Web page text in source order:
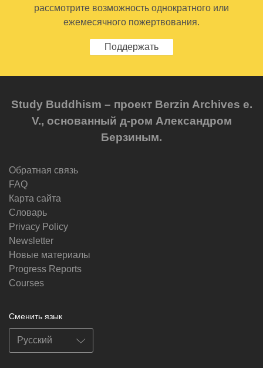
рассмотрите возможность однократного или
ежемесячного пожертвования.
Поддержать
Study Buddhism – проект Berzin Archives e.
V., основанный д-ром Александром
Берзиным.
Обратная связь
FAQ
Карта сайта
Словарь
Privacy Policy
Newsletter
Новые материалы
Progress Reports
Courses
Сменить язык